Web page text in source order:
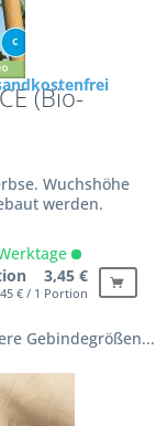
(Bio-
Wuchshöhe
werden.
3,45 €
€ / 1 Portion
Gebindegrößen...